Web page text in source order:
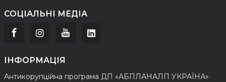
СОЦІАЛЬНІ МЕДІА
ІНФОРМАЦІЯ
Антикорупційна програма ДП «АБПЛАНАЛП УКРАЇНА»